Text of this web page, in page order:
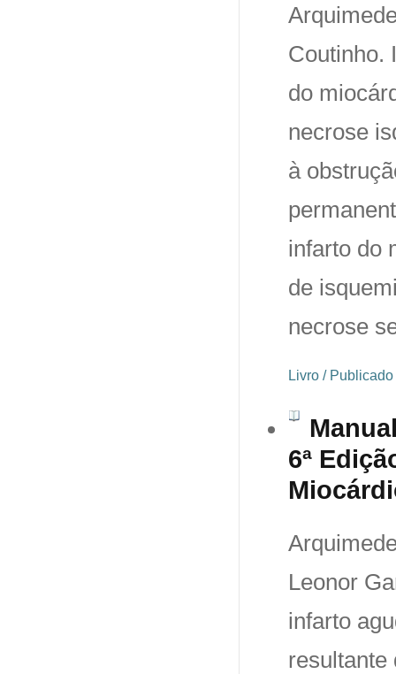
Coutinho.
do
necrose
à
infarto do
de
necrose
Livro /
6ª
Leonor
infarto
resultante